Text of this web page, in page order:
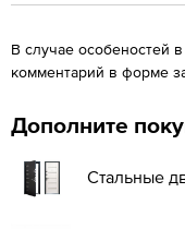
В случае особеностей
комментарий в форме
Дополните
Стальные